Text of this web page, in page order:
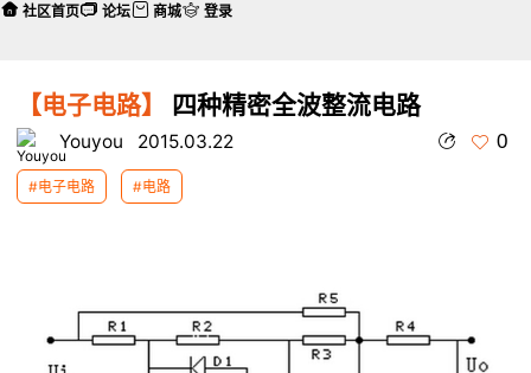
【电子电路】 四种精密全波整流电路
Youyou 2015.03.22 0
#电子电路 #电路
社区首页 论坛 商城 登录